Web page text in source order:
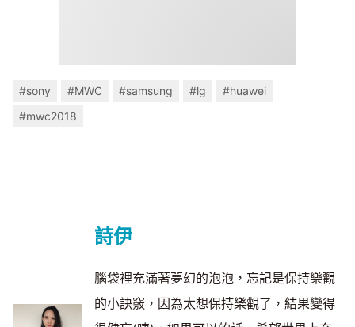
#sony #MWC #samsung #lg
#huawei
#mwc2018
詩伊
腦袋裡充滿著夢幻的泡泡，忘記是保持樂觀
的小訣竅，因為太想保持樂觀了，結果變得